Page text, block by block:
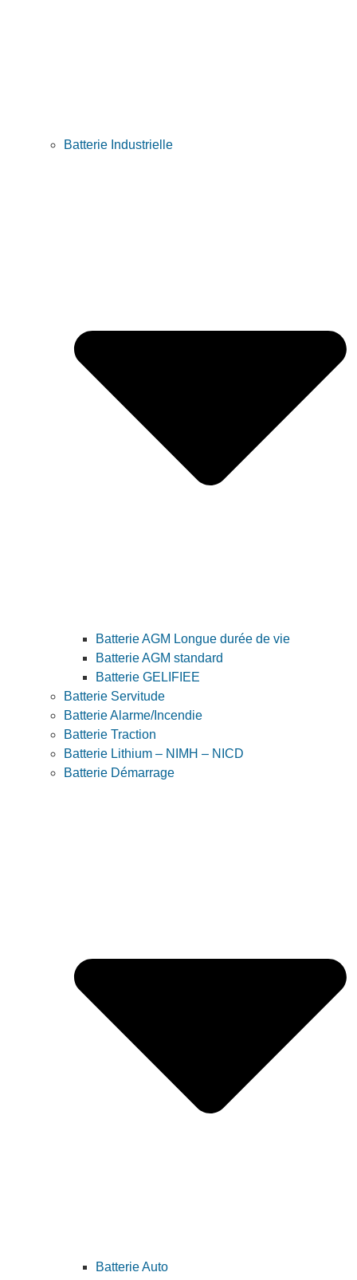
Batterie Industrielle
Batterie AGM Longue durée de vie
Batterie AGM standard
Batterie GELIFIEE
Batterie Servitude
Batterie Alarme/Incendie
Batterie Traction
Batterie Lithium – NIMH – NICD
Batterie Démarrage
Batterie Auto